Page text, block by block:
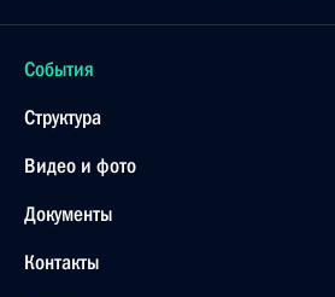
События
Структура
Видео и фото
Документы
Контакты